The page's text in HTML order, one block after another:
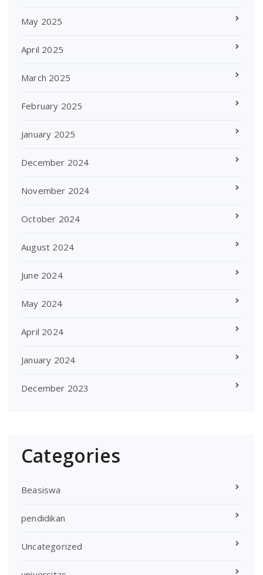
May 2025
April 2025
March 2025
February 2025
January 2025
December 2024
November 2024
October 2024
August 2024
June 2024
May 2024
April 2024
January 2024
December 2023
Categories
Beasiswa
pendidikan
Uncategorized